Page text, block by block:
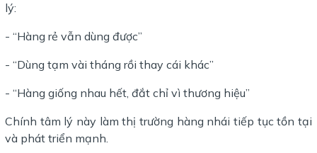
lý:
- “Hàng rẻ vẫn dùng được”
- “Dùng tạm vài tháng rồi thay cái khác”
- “Hàng giống nhau hết, đắt chỉ vì thương hiệu”
Chính tâm lý này làm thị trường hàng nhái tiếp tục tồn tại
và phát triển mạnh.